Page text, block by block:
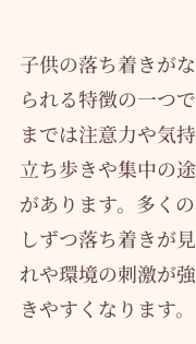
子供の落ち着きが
られる特徴の一つ
までは注意力や気
立ち歩きや集中の
があります。多く
しずつ落ち着きが
れや環境の刺激が
きやすくなります。